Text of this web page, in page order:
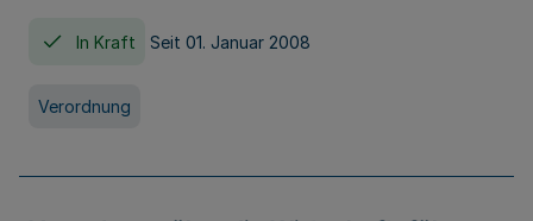
In Kraft Seit 01. Januar 2008
Verordnung